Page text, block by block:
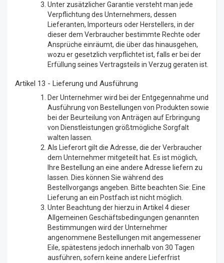
Unter zusätzlicher Garantie versteht man jede
Verpflichtung des Unternehmers, dessen
Lieferanten, Importeurs oder Herstellers, in der
dieser dem Verbraucher bestimmte Rechte oder
Ansprüche einräumt, die über das hinausgehen,
wozu er gesetzlich verpflichtet ist, falls er bei der
Erfüllung seines Vertragsteils in Verzug geraten ist.
Artikel 13 - Lieferung und Ausführung
Der Unternehmer wird bei der Entgegennahme und
Ausführung von Bestellungen von Produkten sowie
bei der Beurteilung von Anträgen auf Erbringung
von Dienstleistungen größtmögliche Sorgfalt
walten lassen.
Als Lieferort gilt die Adresse, die der Verbraucher
dem Unternehmer mitgeteilt hat. Es ist möglich,
Ihre Bestellung an eine andere Adresse liefern zu
lassen. Dies können Sie während des
Bestellvorgangs angeben. Bitte beachten Sie: Eine
Lieferung an ein Postfach ist nicht möglich.
Unter Beachtung der hierzu in Artikel 4 dieser
Allgemeinen Geschäftsbedingungen genannten
Bestimmungen wird der Unternehmer
angenommene Bestellungen mit angemessener
Eile, spätestens jedoch innerhalb von 30 Tagen
ausführen, sofern keine andere Lieferfrist